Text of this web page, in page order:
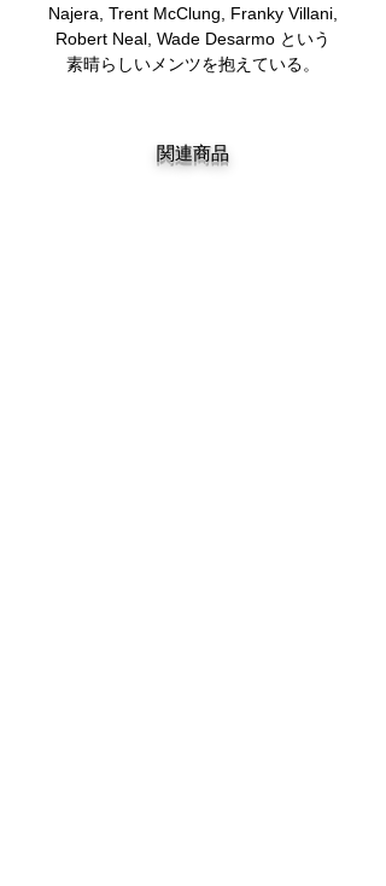
Najera, Trent McClung, Franky Villani,
Robert Neal, Wade Desarmo という
素晴らしいメンツを抱えている。
関連商品